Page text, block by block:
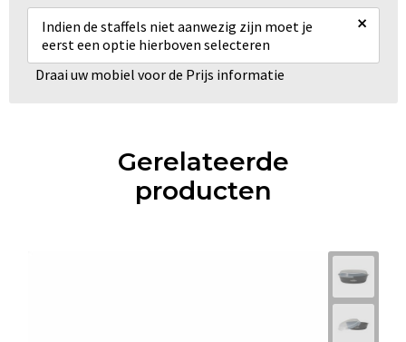
Indien de staffels niet aanwezig zijn moet je
eerst een optie hierboven selecteren
×
Draai uw mobiel voor de Prijs informatie
Gerelateerde
producten